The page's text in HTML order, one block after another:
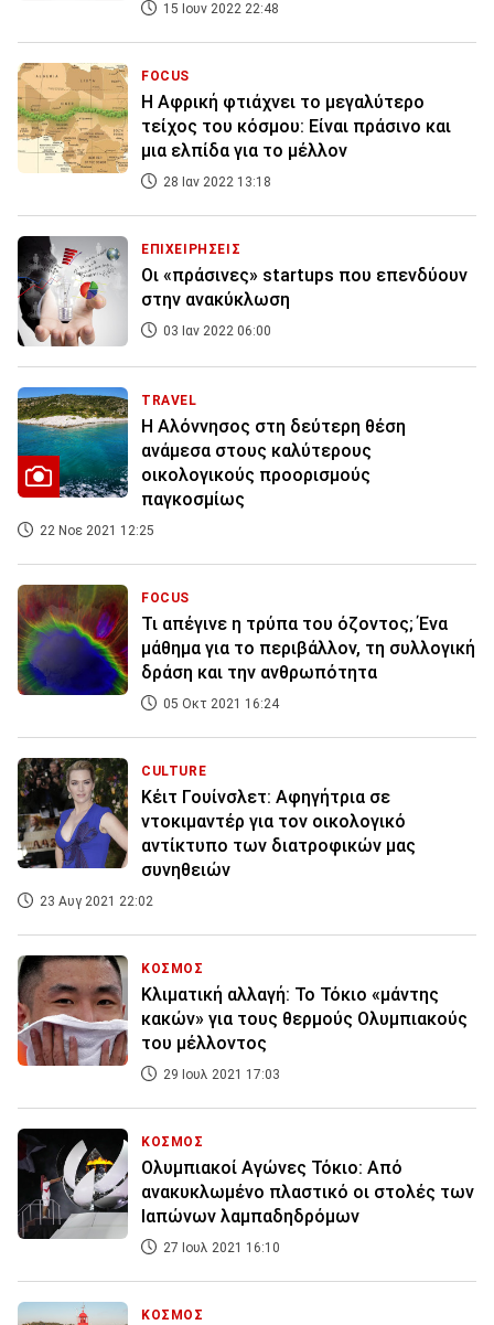
15 Ιουν 2022 22:48
FOCUS
Η Αφρική φτιάχνει το μεγαλύτερο
τείχος του κόσμου: Είναι πράσινο και
μια ελπίδα για το μέλλον
28 Ιαν 2022 13:18
ΕΠΙΧΕΙΡΗΣΕΙΣ
Οι «πράσινες» startups που επενδύουν
στην ανακύκλωση
03 Ιαν 2022 06:00
TRAVEL
H Αλόννησος στη δεύτερη θέση
ανάμεσα στους καλύτερους
οικολογικούς προορισμούς
παγκοσμίως
22 Νοε 2021 12:25
FOCUS
Τι απέγινε η τρύπα του όζοντος; Ένα
μάθημα για το περιβάλλον, τη συλλογική
δράση και την ανθρωπότητα
05 Οκτ 2021 16:24
CULTURE
Κέιτ Γουίνσλετ: Αφηγήτρια σε
ντοκιμαντέρ για τον οικολογικό
αντίκτυπο των διατροφικών μας
συνηθειών
23 Αυγ 2021 22:02
ΚΟΣΜΟΣ
Κλιματική αλλαγή: Το Τόκιο «μάντης
κακών» για τους θερμούς Ολυμπιακούς
του μέλλοντος
29 Ιουλ 2021 17:03
ΚΟΣΜΟΣ
Ολυμπιακοί Αγώνες Τόκιο: Από
ανακυκλωμένο πλαστικό οι στολές των
Ιαπώνων λαμπαδηδρόμων
27 Ιουλ 2021 16:10
ΚΟΣΜΟΣ